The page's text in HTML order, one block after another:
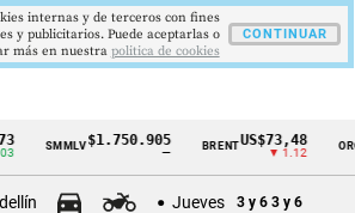
SMMLV $1.750.905 BRENTUS$73,48
▼ 1.12
ORO
Jueves 3 y 6 3 y 6
internas y de terceros con fines
y publicitarios. Puede aceptarlas o
más en nuestra politica de cookies
CONTINUAR